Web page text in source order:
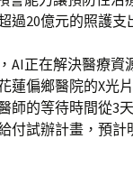
過20億元的照護支
AI正在解決醫療資
蓮偏鄉醫院的X光
師的等待時間從3
付試辦計畫，預計